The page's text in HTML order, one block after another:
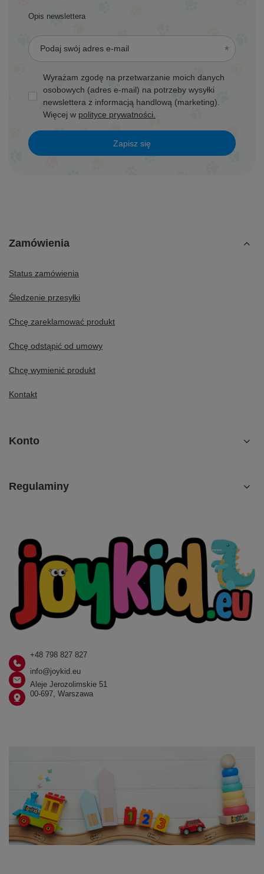
Opis newslettera
Podaj swój adres e-mail
Wyrażam zgodę na przetwarzanie moich danych
osobowych (adres e-mail) na potrzeby wysyłki
newslettera z informacją handlową (marketing).
Więcej w polityce prywatności.
Zapisz się
Zamówienia
Status zamówienia
Śledzenie przesyłki
Chcę zareklamować produkt
Chcę odstąpić od umowy
Chcę wymienić produkt
Kontakt
Konto
Regulaminy
+48 798 827 827
info@joykid.eu
Aleje Jerozolimskie 51
00-697, Warszawa